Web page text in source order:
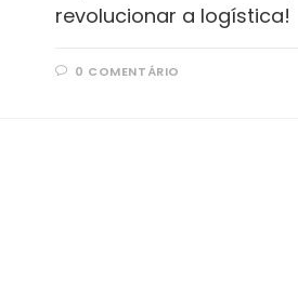
revolucionar a logística!
0 COMENTÁRIO